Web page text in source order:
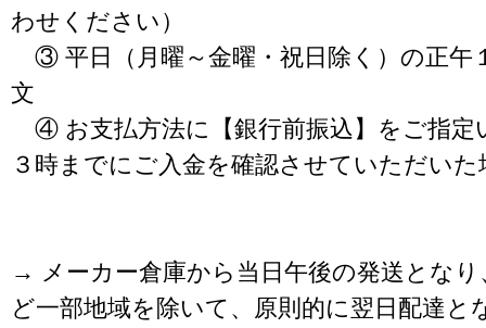
わせください）
③ 平日（月曜～金曜・祝日除く）の正午
文
④ お支払方法に【銀行前振込】をご指定
３時までにご入金を確認させていただいた
→ メーカー倉庫から当日午後の発送となり
ど一部地域を除いて、原則的に翌日配達と